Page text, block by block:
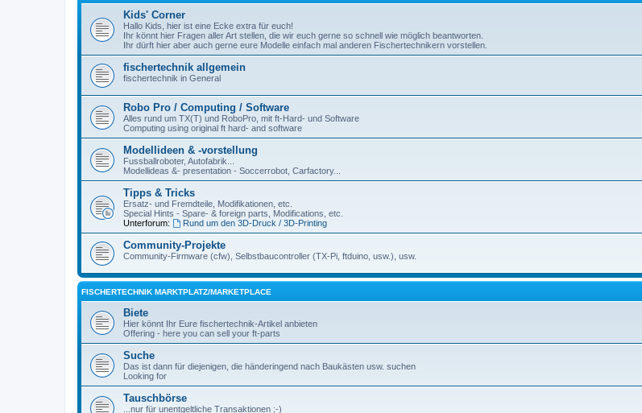
Kids' Corner
Hallo Kids, hier ist eine Ecke extra für euch!
Ihr könnt hier Fragen aller Art stellen, die wir euch gerne so schnell wie möglich beantworten.
Ihr dürft hier aber auch gerne eure Modelle einfach mal anderen Fischertechnikern vorstellen.
fischertechnik allgemein
fischertechnik in General
Robo Pro / Computing / Software
Alles rund um TX(T) und RoboPro, mit ft-Hard- und Software
Computing using original ft hard- and software
Modellideen & -vorstellung
Fussballroboter, Autofabrik...
Modellideas &- presentation - Soccerrobot, Carfactory...
Tipps & Tricks
Ersatz- und Fremdteile, Modifikationen, etc.
Special Hints - Spare- & foreign parts, Modifications, etc.
Unterforum:
Rund um den 3D-Druck / 3D-Printing
Community-Projekte
Community-Firmware (cfw), Selbstbaucontroller (TX-Pi, ftduino, usw.), usw.
FISCHERTECHNIK MARKTPLATZ/MARKETPLACE
Biete
Hier könnt Ihr Eure fischertechnik-Artikel anbieten
Offering - here you can sell your ft-parts
Suche
Das ist dann für diejenigen, die händeringend nach Baukästen usw. suchen
Looking for
Tauschbörse
...nur für unentgeltliche Transaktionen ;-)